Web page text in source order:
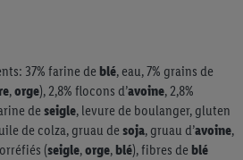
37% farine de blé, eau, 7% grains de
,orge), 2,8% flocons d’avoine, 2,8%
de seigle, levure de boulanger, gluten
de colza, gruau de soja, gruau d’avoine,
(seigle,orge, blé), fibres de blé